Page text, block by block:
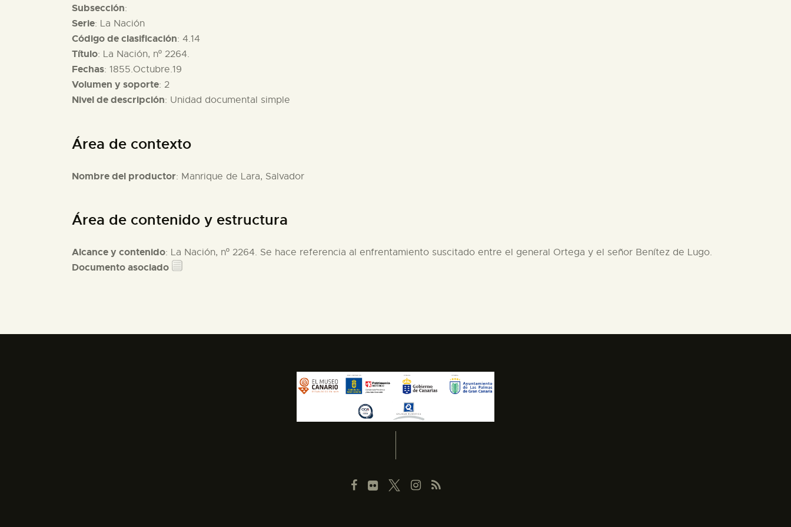
Subsección:
Serie: La Nación
Código de clasificación: 4.14
Título: La Nación, nº 2264.
Fechas: 1855.Octubre.19
Volumen y soporte: 2
Nivel de descripción: Unidad documental simple
Área de contexto
Nombre del productor: Manrique de Lara, Salvador
Área de contenido y estructura
Alcance y contenido: La Nación, nº 2264. Se hace referencia al enfrentamiento suscitado entre el general Ortega y el señor Benítez de Lugo.
Documento asociado